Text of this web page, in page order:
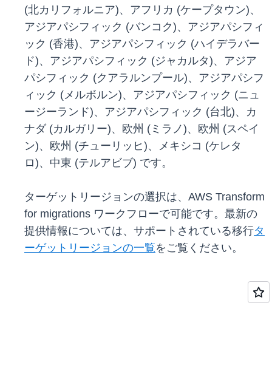
(北カリフォルニア)、アフリカ (ケープタウン)、
アジアパシフィック (バンコク)、アジアパシフィ
ック (香港)、アジアパシフィック (ハイデラバー
ド)、アジアパシフィック (ジャカルタ)、アジア
パシフィック (クアラルンプール)、アジアパシフ
ィック (メルボルン)、アジアパシフィック (ニュ
ージーランド)、アジアパシフィック (台北)、カ
ナダ (カルガリー)、欧州 (ミラノ)、欧州 (スペイ
ン)、欧州 (チューリッヒ)、メキシコ (ケレタ
ロ)、中東 (テルアビブ) です。
ターゲットリージョンの選択は、AWS Transform
for migrations ワークフローで可能です。最新の
提供情報については、サポートされている移行タ
ーゲットリージョンの一覧をご覧ください。